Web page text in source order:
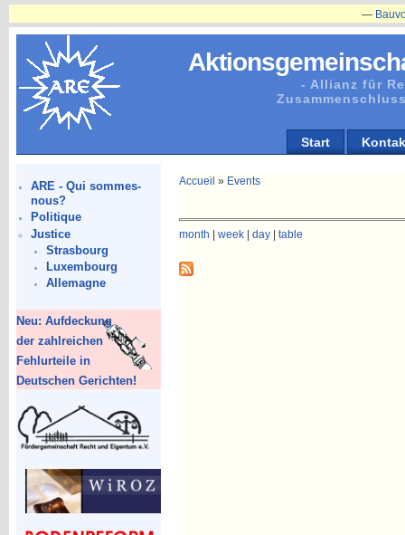
- Allianz für
Start
ARE - Qui sommes-
nous?
Politique
Justice
Strasbourg
Luxembourg
Allemagne
Neu: Aufdeckung
der zahlreichen
Fehlurteile in
Deutschen Gerichten!
Accueil » Events
month week| day| table